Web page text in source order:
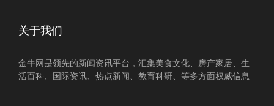
关于我们
金牛网是领先的新闻资讯平台，汇集美食文化、房产家居、生
活百科、国际资讯、热点新闻、教育科研、等多方面权威信息